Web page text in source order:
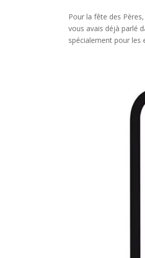
Pour la fête des
vous avais déjà parlé
spécialement pour les